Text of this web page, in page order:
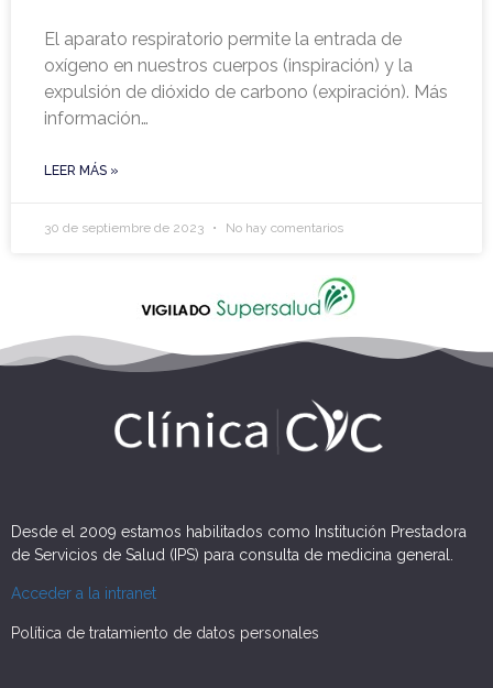
El aparato respiratorio permite la entrada de
oxígeno en nuestros cuerpos (inspiración) y la
expulsión de dióxido de carbono (expiración). Más
información…
LEER MÁS »
30 de septiembre de 2023 No hay comentarios
Desde el 2009 estamos habilitados como Institución Prestadora
de Servicios de Salud (IPS) para consulta de medicina general.
Acceder a la intranet
Política de tratamiento de datos personales